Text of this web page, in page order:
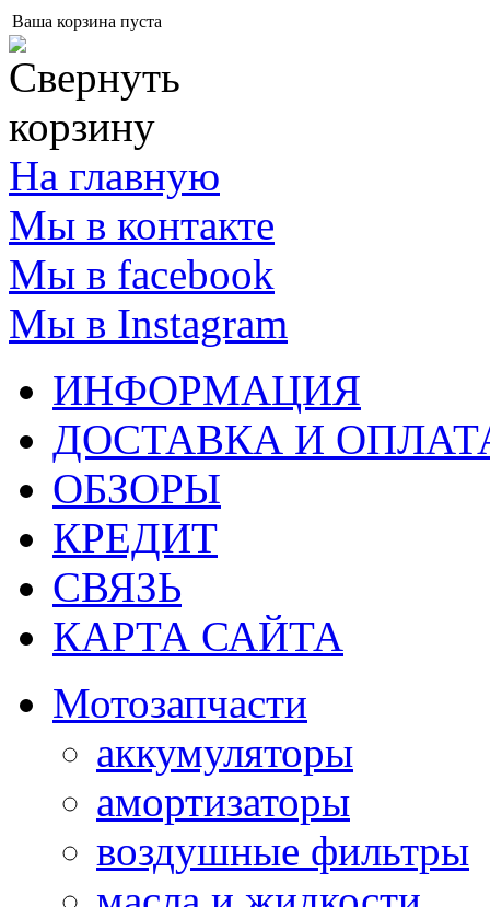
Ваша корзина пуста
На главную
Мы в контакте
Мы в facebook
Мы в Instagram
ИНФОРМАЦИЯ
ДОСТАВКА И
ОБЗОРЫ
КРЕДИТ
СВЯЗЬ
КАРТА САЙТА
Мотозапчасти
аккумуляторы
амортизаторы
воздушные фильтры